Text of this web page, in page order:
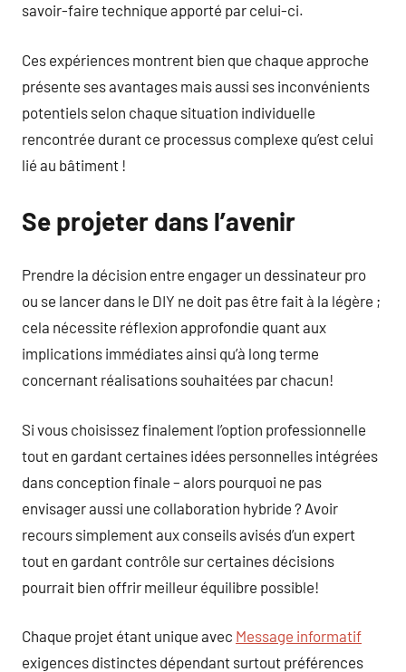
savoir-faire technique apporté par celui-ci.
Ces expériences montrent bien que chaque approche
présente ses avantages mais aussi ses inconvénients
potentiels selon chaque situation individuelle
rencontrée durant ce processus complexe qu’est celui
lié au bâtiment !
Se projeter dans l’avenir
Prendre la décision entre engager un dessinateur pro
ou se lancer dans le DIY ne doit pas être fait à la légère ;
cela nécessite réflexion approfondie quant aux
implications immédiates ainsi qu’à long terme
concernant réalisations souhaitées par chacun!
Si vous choisissez finalement l’option professionnelle
tout en gardant certaines idées personnelles intégrées
dans conception finale – alors pourquoi ne pas
envisager aussi une collaboration hybride ? Avoir
recours simplement aux conseils avisés d’un expert
tout en gardant contrôle sur certaines décisions
pourrait bien offrir meilleur équilibre possible!
Chaque projet étant unique avec Message informatif
exigences distinctes dépendant surtout préférences